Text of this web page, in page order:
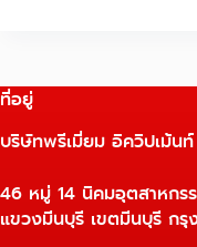
ที่อยู่
บริษัทพรีเมี่ยม อิควิปเม้น
46 หมู่ 14 นิคมอุตสาหกร
แขวงมีนบุรี เขตมีนบุรี กรุ